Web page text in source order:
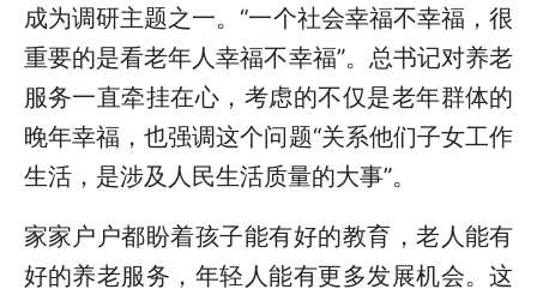
成为调研主题之一。“一个社会幸福不幸福，很
重要的是看老年人幸福不幸福”。总书记对养老
服务一直牵挂在心，考虑的不仅是老年群体的
晚年幸福，也强调这个问题“关系他们子女工作
生活，是涉及人民生活质量的大事”。
家家户户都盼着孩子能有好的教育，老人能有
好的养老服务，年轻人能有更多发展机会。这